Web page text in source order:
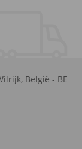
, België - BE